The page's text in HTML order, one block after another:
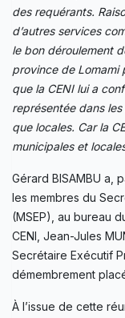
des requérants.
d’autres services
le bon déroulement
province de Lomami
que la CENI lui a
représentée dans
que locales. Car la
municipales et
Gérard BISAMBU a,
les membres du
(MSEP), au bureau
CENI, Jean-Jules
Secrétaire Exécutif
démembrement
À l’issue de cette